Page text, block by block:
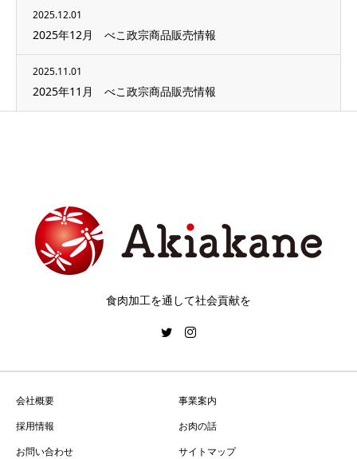
2025.12.01
2025年12月 べこ政宗商品販売情報
2025.11.01
2025年11月 べこ政宗商品販売情報
食肉加工を通して社会貢献を
会社概要
事業案内
採用情報
お肉の話
お問い合わせ
サイトマップ